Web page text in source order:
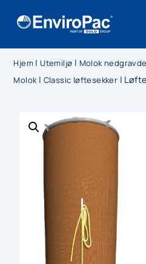
Hjem | Utemiljø | Molok
Molok| Classic løftesekker |